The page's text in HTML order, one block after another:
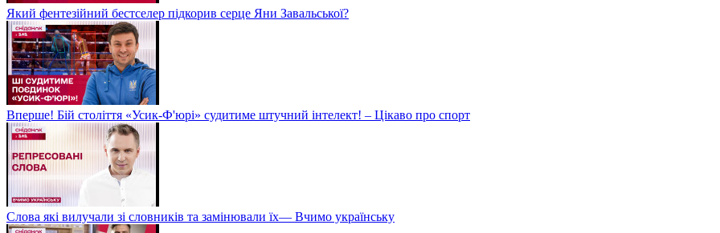
Який фентезійний бестселер підкорив серце Яни Завальської?
Вперше! Бій століття «Усик-Ф'юрі» судитиме штучний інтелект! – Цікаво про спорт
Слова які вилучали зі словників та замінювали їх— Вчимо українську